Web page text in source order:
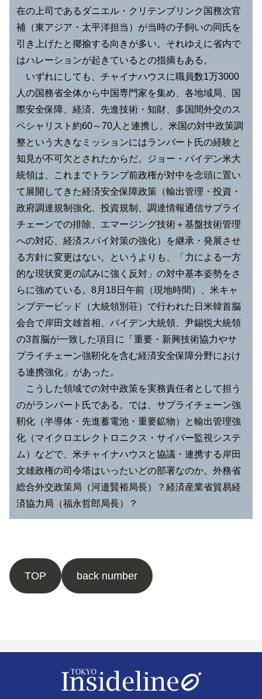
在の上司であるダニエル・クリテンブリンク国務次官
補（東アジア・太平洋担当）が当時の子飼いの同氏を
引き上げたと揶揄する向きが多い。それゆえに省内で
はハレーションが起きているとの指摘もある。
いずれにしても、チャイナハウスに職員数1万3000
人の国務省全体から中国専門家を集め、各地域局、国
際安全保障、経済、先進技術・知財、多国間外交のス
ペシャリスト約60～70人と連携し、米国の対中政策調
整という大きなミッションにはランバート氏の経験と
知見が不可欠とされたからだ。ジョー・バイデン米大
統領は、これまでトランプ前政権が対中を念頭に置い
て展開してきた経済安全保障政策（輸出管理・投資・
政府調達規制強化、投資規制、調達情報通信サプライ
チェーンでの排除、エマージング技術＋基盤技術管理
への対応、経済スパイ対策の強化）を継承・発展させ
る方針に変更はない。というよりも、「力による一方
的な現状変更の試みに強く反対」の対中基本姿勢をさ
らに強めている。8月18日午前（現地時間）、米キャ
ンプデービッド（大統領別荘）で行われた日米韓首脳
会合で岸田文雄首相、バイデン大統領、尹錫悦大統領
の3首脳が一致した項目に「重要・新興技術協力やサ
プライチェーン強靭化を含む経済安全保障分野におけ
る連携強化」があった。
こうした領域での対中政策を実務責任者として担う
のがランバート氏である。では、サプライチェーン強
靭化（半導体・先進蓄電池・重要鉱物）と輸出管理強
化（マイクロエレクトロニクス・サイバー監視システ
ム）などで、米チャイナハウスと協議・連携する岸田
文雄政権の司令塔はいったいどの部署なのか。外務省
総合外交政策局（河邉賢裕局長）？経済産業省貿易経
済協力局（福永哲郎局長）？
TOP back number